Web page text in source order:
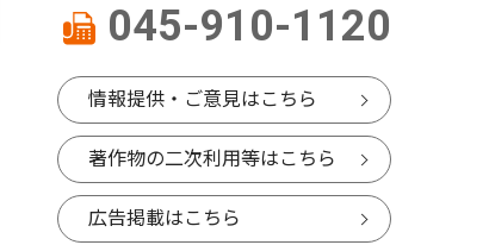
045-910-1120
情報提供・ご意見はこちら
著作物の二次利用等はこちら
広告掲載はこちら